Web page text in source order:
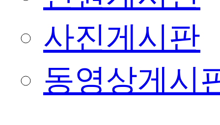
사진게시판
동영상게시